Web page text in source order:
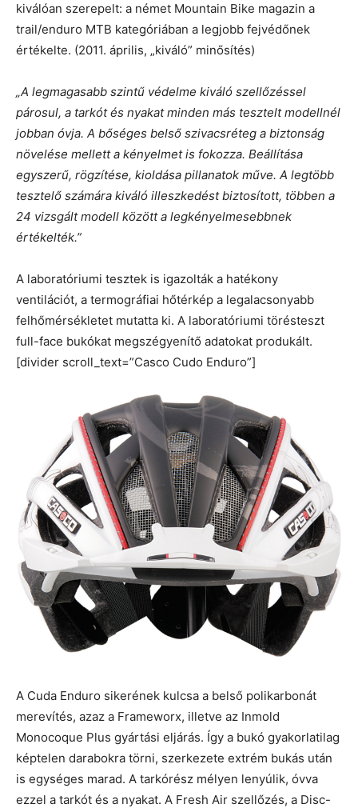
kiválóan szerepelt: a német Mountain Bike magazin a
trail/enduro MTB kategóriában a legjobb fejvédőnek
értékelte. (2011. április, „kiváló” minősítés)
„A legmagasabb szintű védelme kiváló szellőzéssel
párosul, a tarkót és nyakat minden más tesztelt modellnél
jobban óvja. A bőséges belső szivacsréteg a biztonság
növelése mellett a kényelmet is fokozza. Beállítása
egyszerű, rögzítése, kioldása pillanatok műve. A legtöbb
tesztelő számára kiváló illeszkedést biztosított, többen a
24 vizsgált modell között a legkényelmesebbnek
értékelték.”
A laboratóriumi tesztek is igazolták a hatékony
ventilációt, a termográfiai hőtérkép a legalacsonyabb
felhőmérsékletet mutatta ki. A laboratóriumi törésteszt
full-face bukókat megszégyenítő adatokat produkált.
[divider scroll_text=”Casco Cudo Enduro”]
A Cuda Enduro sikerének kulcsa a belső polikarbonát
merevítés, azaz a Frameworx, illetve az Inmold
Monocoque Plus gyártási eljárás. Így a bukó gyakorlatilag
képtelen darabokra törni, szerkezete extrém bukás után
is egységes marad. A tarkórész mélyen lenyúlik, óvva
ezzel a tarkót és a nyakat. A Fresh Air szellőzés, a Disc-